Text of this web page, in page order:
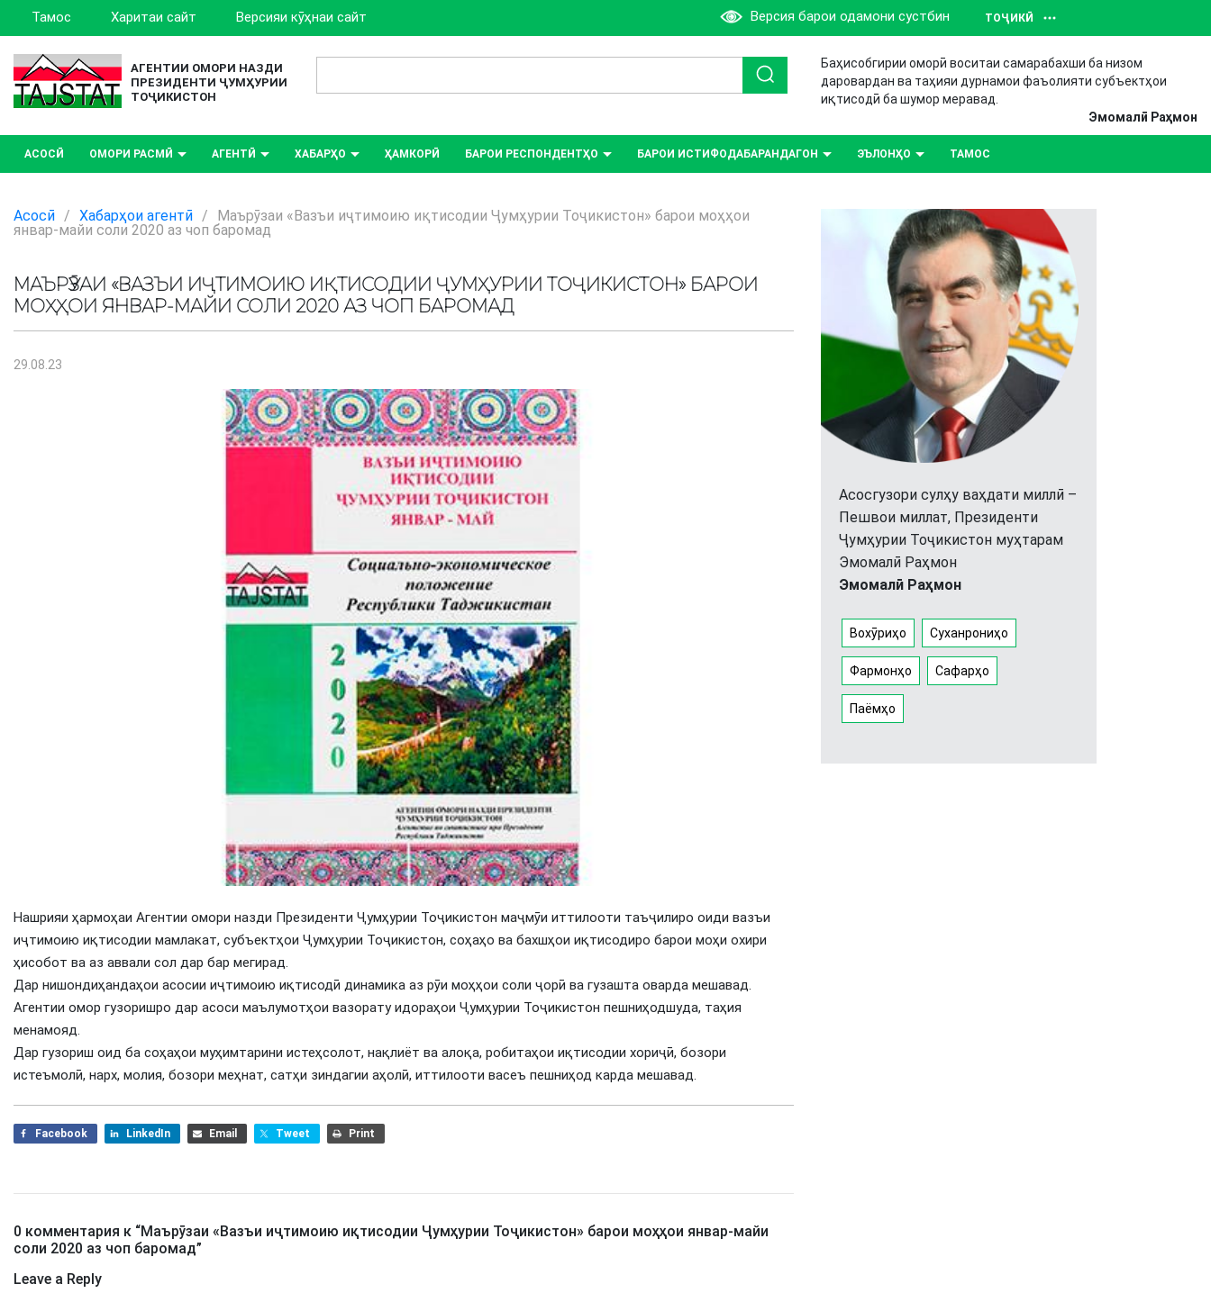
Тамос Харитаи сайт Версияи кӯҳнаи сайт Версия барои одамони сустбин ТОҶИКӢ
АГЕНТИИ ОМОРИ НАЗДИ
ПРЕЗИДЕНТИ ҶУМҲУРИИ
ТОҶИКИСТОН
Баҳисобгирии оморӣ воситаи самарабахши ба низом
даровардан ва таҳияи дурнамои фаъолияти субъектҳои
иқтисодӣ ба шумор меравад.
Эмомалӣ Раҳмон
АСОСӢ ОМОРИ РАСМӢ АГЕНТӢ ХАБАРҲО ҲАМКОРӢ БАРОИ РЕСПОНДЕНТҲО БАРОИ ИСТИФОДАБАРАНДАГОН ЭЪЛОНҲО ТАМОС
Асосӣ / Хабарҳои агентӣ /
Маърӯзаи «Вазъи иҷтимоию иқтисодии Ҷумҳурии Тоҷикистон» барои моҳҳои
январ-майи соли 2020 аз чоп баромад
МАЪРӮЗАИ «ВАЗЪИ ИҶТИМОИЮ ИҚТИСОДИИ ҶУМҲУРИИ ТОҶИКИСТОН» БАРОИ
МОҲҲОИ ЯНВАР-МАЙИ СОЛИ 2020 АЗ ЧОП БАРОМАД
29.08.23
Нашрияи ҳармоҳаи Агентии омори назди Президенти Ҷумҳурии Тоҷикистон маҷмӯи иттилооти таъҷилиро оиди вазъи
иҷтимоию иқтисодии мамлакат, субъектҳои Ҷумҳурии Тоҷикистон, соҳаҳо ва бахшҳои иқтисодиро барои моҳи охири
ҳисобот ва аз аввали сол дар бар мегирад.
Дар нишондиҳандаҳои асосии иҷтимоию иқтисодӣ динамика аз рӯи моҳҳои соли ҷорӣ ва гузашта оварда мешавад.
Агентии омор гузоришро дар асоси маълумотҳои вазорату идораҳои Ҷумҳурии Тоҷикистон пешниҳодшуда, таҳия
менамояд.
Дар гузориш оид ба соҳаҳои муҳимтарини истеҳсолот, нақлиёт ва алоқа, робитаҳои иқтисодии хориҷӣ, бозори
истеъмолӣ, нарх, молия, бозори меҳнат, сатҳи зиндагии аҳолӣ, иттилооти васеъ пешниҳод карда мешавад.
Facebook LinkedIn Email Tweet Print
0 комментария к “Маърӯзаи «Вазъи иҷтимоию иқтисодии Ҷумҳурии Тоҷикистон» барои моҳҳои январ-майи
соли 2020 аз чоп баромад”
Leave a Reply
Асосгузори сулҳу ваҳдати миллӣ –
Пешвои миллат, Президенти
Ҷумҳурии Тоҷикистон муҳтарам
Эмомалӣ Раҳмон
Эмомалӣ Раҳмон
Вохӯриҳо Суханрониҳо
Фармонҳо Сафарҳо
Паёмҳо